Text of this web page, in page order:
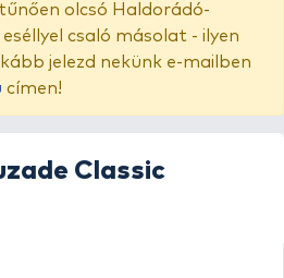
olcsó Haldorádó-
csaló másolat - ilyen
jelezd nekünk e-mailben
címen!
Classic